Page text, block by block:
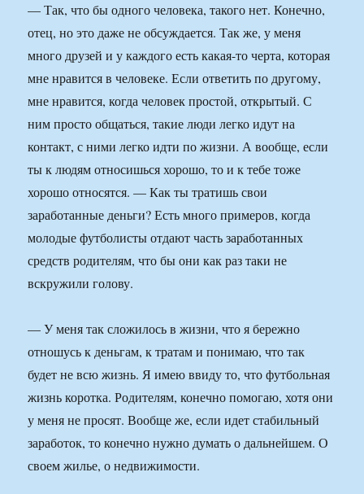
— Так, что бы одного человека, такого нет. Конечно,
отец, но это даже не обсуждается. Так же, у меня
много друзей и у каждого есть какая-то черта, которая
мне нравится в человеке. Если ответить по другому,
мне нравится, когда человек простой, открытый. С
ним просто общаться, такие люди легко идут на
контакт, с ними легко идти по жизни. А вообще, если
ты к людям относишься хорошо, то и к тебе тоже
хорошо относятся. — Как ты тратишь свои
заработанные деньги? Есть много примеров, когда
молодые футболисты отдают часть заработанных
средств родителям, что бы они как раз таки не
вскружили голову.
— У меня так сложилось в жизни, что я бережно
отношусь к деньгам, к тратам и понимаю, что так
будет не всю жизнь. Я имею ввиду то, что футбольная
жизнь коротка. Родителям, конечно помогаю, хотя они
у меня не просят. Вообще же, если идет стабильный
заработок, то конечно нужно думать о дальнейшем. О
своем жилье, о недвижимости.